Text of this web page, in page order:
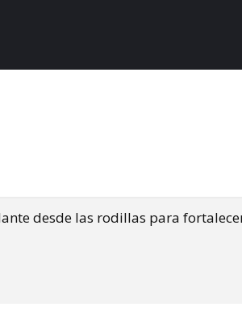
desde las rodillas para